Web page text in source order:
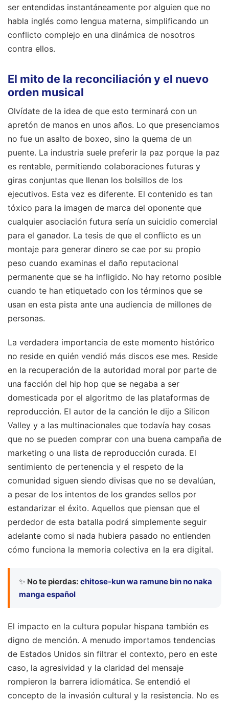
ser entendidas instantáneamente por alguien que no
habla inglés como lengua materna, simplificando un
conflicto complejo en una dinámica de nosotros
contra ellos.
El mito de la reconciliación y el nuevo
orden musical
Olvídate de la idea de que esto terminará con un
apretón de manos en unos años. Lo que presenciamos
no fue un asalto de boxeo, sino la quema de un
puente. La industria suele preferir la paz porque la paz
es rentable, permitiendo colaboraciones futuras y
giras conjuntas que llenan los bolsillos de los
ejecutivos. Esta vez es diferente. El contenido es tan
tóxico para la imagen de marca del oponente que
cualquier asociación futura sería un suicidio comercial
para el ganador. La tesis de que el conflicto es un
montaje para generar dinero se cae por su propio
peso cuando examinas el daño reputacional
permanente que se ha infligido. No hay retorno posible
cuando te han etiquetado con los términos que se
usan en esta pista ante una audiencia de millones de
personas.
La verdadera importancia de este momento histórico
no reside en quién vendió más discos ese mes. Reside
en la recuperación de la autoridad moral por parte de
una facción del hip hop que se negaba a ser
domesticada por el algoritmo de las plataformas de
reproducción. El autor de la canción le dijo a Silicon
Valley y a las multinacionales que todavía hay cosas
que no se pueden comprar con una buena campaña de
marketing o una lista de reproducción curada. El
sentimiento de pertenencia y el respeto de la
comunidad siguen siendo divisas que no se devalúan,
a pesar de los intentos de los grandes sellos por
estandarizar el éxito. Aquellos que piensan que el
perdedor de esta batalla podrá simplemente seguir
adelante como si nada hubiera pasado no entienden
cómo funciona la memoria colectiva en la era digital.
✨ No te pierdas: chitose-kun wa ramune bin no naka
manga español
El impacto en la cultura popular hispana también es
digno de mención. A menudo importamos tendencias
de Estados Unidos sin filtrar el contexto, pero en este
caso, la agresividad y la claridad del mensaje
rompieron la barrera idiomática. Se entendió el
concepto de la invasión cultural y la resistencia. No es